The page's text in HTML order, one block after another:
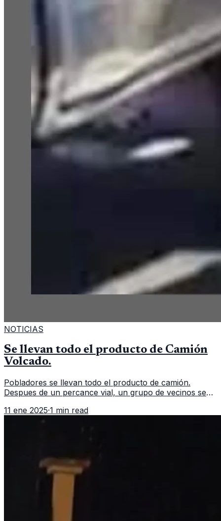
NOTICIAS
Se llevan todo el producto de Camión
Volcado.
Pobladores se llevan todo el producto de camión.
Despues de un percance vial, un grupo de vecinos se
repartidor que volcó. Un
11 ene 2025·1 min read